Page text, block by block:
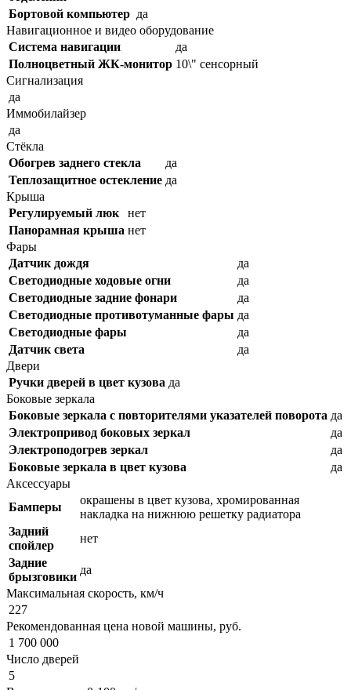
Бортовой компьютер да
Навигационное и видео оборудование
Система навигации
да
Полноцветный ЖК-монитор 10\" сенсорный
Сигнализация
да
Иммобилайзер
да
Стёкла
Обогрев заднего стекла
да
Теплозащитное остекление да
Крыша
Регулируемый люк
нет
Панорамная крыша нет
Фары
Датчик дождя
да
Светодиодные ходовые огни
да
Cветодиодные задние фонари
да
Светодиодные противотуманные фары да
Светодиодные фары
да
Датчик света
да
Двери
Ручки дверей в цвет кузова да
Боковые зеркала
Боковые зеркала с повторителями указателей поворота да
Электропривод боковых зеркал
да
Электроподогрев зеркал
да
Боковые зеркала в цвет кузова
да
Аксессуары
Бамперы
окрашены в цвет кузова, хромированная
накладка на нижнюю решетку радиатора
Задний
спойлер
нет
Задние
брызговики
да
Максимальная скорость, км/ч
227
Рекомендованная цена новой машины, руб.
1 700 000
Число дверей
5